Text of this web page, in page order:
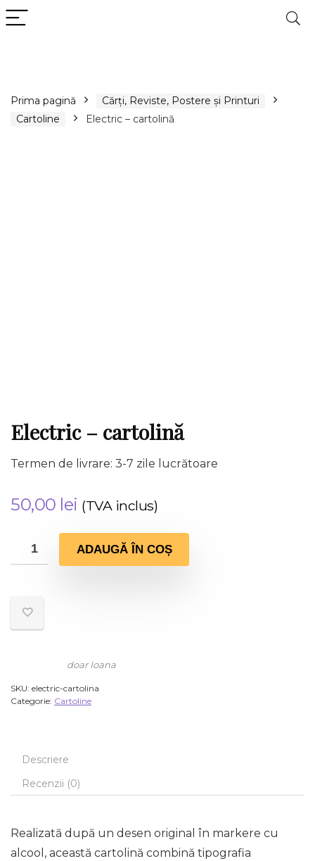
Prima pagină
Cărți, Reviste, Postere și Printuri
Cartoline
Electric – cartolină
Electric – cartolină
Termen de livrare: 3-7 zile lucrătoare
50,00 lei (TVA inclus)
ADAUGĂ ÎN COȘ
doar Ioana
SKU: electric-cartolina
Categorie: Cartoline
Descriere
Recenzii (0)
Realizată după un desen original în markere cu
alcool, această cartolină combină tipografia